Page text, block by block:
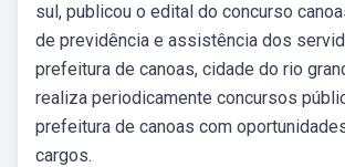
sul, publicou o edital do concurso
de previdência e assistência dos
prefeitura de canoas, cidade do rio
realiza periodicamente concursos
prefeitura de canoas com
cargos.